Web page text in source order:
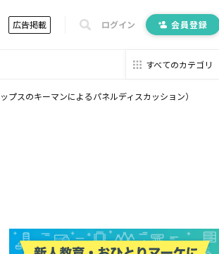
広告掲載 ログイン 会員登録
すべてのカテゴリ
スのキーマンによるパネルディスカッション）